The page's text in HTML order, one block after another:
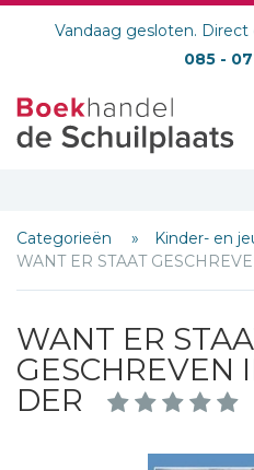
Vandaag gesloten.
085 -
Categorieën
Kinder- en
WANT ER STAAT
WANT ER
GESCHREVEN
DER
Schrijf hieronder je review!